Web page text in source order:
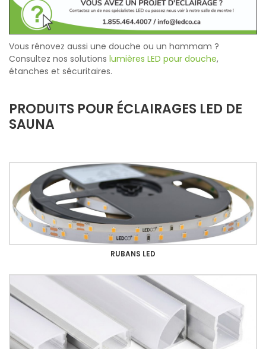
Vous rénovez aussi une douche ou un hammam ?
Consultez nos solutions lumières LED pour douche,
étanches et sécuritaires.
PRODUITS POUR ÉCLAIRAGES LED DE
SAUNA
RUBANS LED